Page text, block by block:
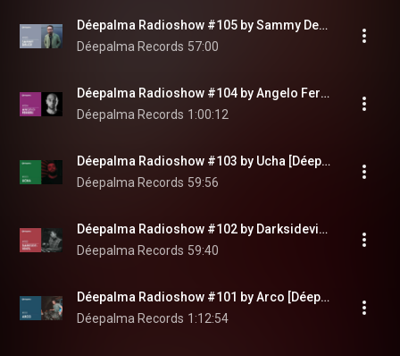
Déepalma Radioshow #105 by Sammy Deuce [Déepalma Soul]
Déepalma Records 57:00
Déepalma Radioshow #104 by Angelo Ferreri [Déepalma Soul]
Déepalma Records 1:00:12
Déepalma Radioshow #103 by Ucha [Déepalma Records]
Déepalma Records 59:56
Déepalma Radioshow #102 by Darksidevinyl [Déepalma Records]
Déepalma Records 59:40
Déepalma Radioshow #101 by Arco [Déepalma Records]
Déepalma Records 1:12:54